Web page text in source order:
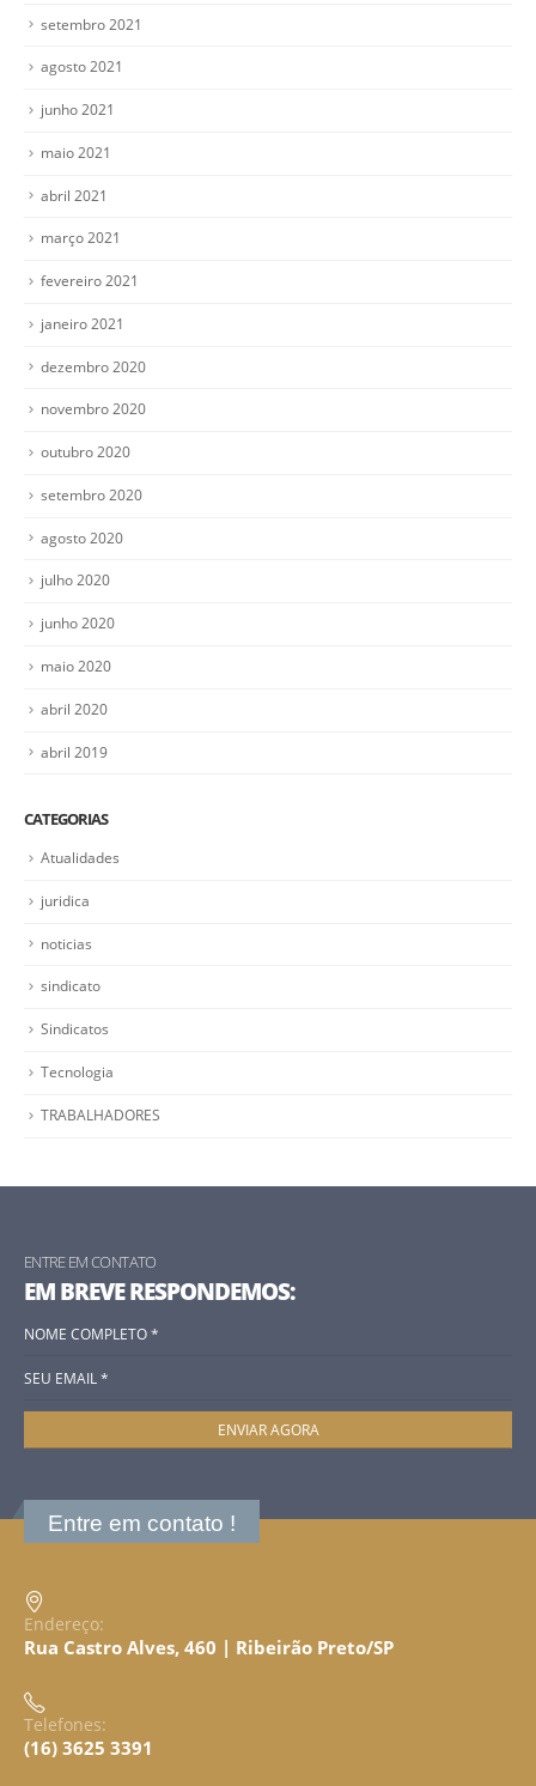
setembro 2021
agosto 2021
junho 2021
maio 2021
abril 2021
março 2021
fevereiro 2021
janeiro 2021
dezembro 2020
novembro 2020
outubro 2020
setembro 2020
agosto 2020
julho 2020
junho 2020
maio 2020
abril 2020
abril 2019
CATEGORIAS
Atualidades
juridica
noticias
sindicato
Sindicatos
Tecnologia
TRABALHADORES
ENTRE EM CONTATO
EM BREVE RESPONDEMOS:
Entre em contato !
Endereço:
Rua Castro Alves, 460 | Ribeirão Preto/SP
Telefones:
(16) 3625 3391